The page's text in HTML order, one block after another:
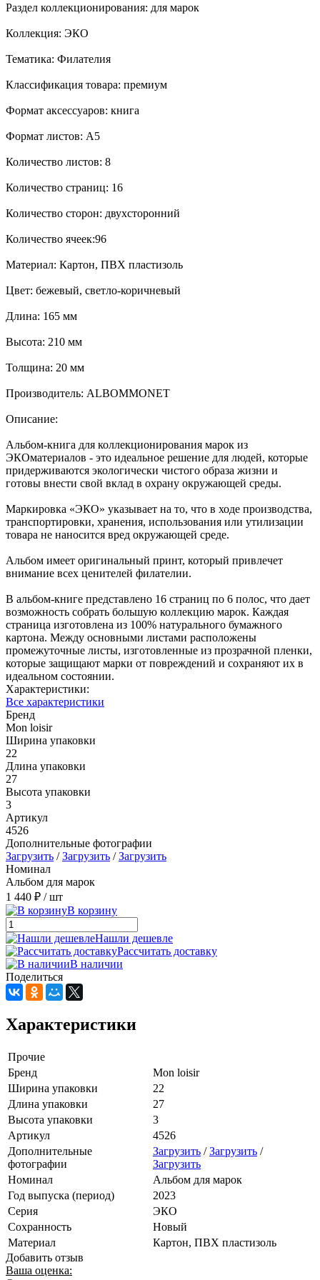
Раздел коллекционирования: для марок
Коллекция: ЭКО
Тематика: Филателия
Классификация товара: премиум
Формат аксессуаров: книга
Формат листов: A5
Количество листов: 8
Количество страниц: 16
Количество сторон: двухсторонний
Количество ячеек:96
Материал: Картон, ПВХ пластизоль
Цвет: бежевый, светло-коричневый
Длина: 165 мм
Высота: 210 мм
Толщина: 20 мм
Производитель: ALBOMMONET
Описание:
Альбом-книга для коллекционирования марок из
ЭКОматериалов - это идеальное решение для людей, которые
придерживаются экологически чистого образа жизни и
готовы внести свой вклад в охрану окружающей среды.
Маркировка «ЭКО» указывает на то, что в ходе производства,
транспортировки, хранения, использования или утилизации
товара не наносится вред окружающей среде.
Альбом имеет оригинальный принт, который привлечет
внимание всех ценителей филателии.
В альбом-книге представлено 16 страниц по 6 полос, что дает
возможность собрать большую коллекцию марок. Каждая
страница изготовлена из 100% натурального бумажного
картона. Между основными листами расположены
промежуточные листы, изготовленные из прозрачной пленки,
которые защищают марки от повреждений и сохраняют их в
идеальном состоянии.
Характеристики:
Все характеристики
Бренд
Mon loisir
Ширина упаковки
22
Длина упаковки
27
Высота упаковки
3
Артикул
4526
Дополнительные фотографии
Загрузить /Загрузить /Загрузить
Номинал
Альбом для марок
1 440 ₽ / шт
В корзину
Нашли дешевле
Рассчитать доставку
В наличии
Поделиться
Характеристики
Прочие
Бренд
Mon loisir
Ширина упаковки
22
Длина упаковки
27
Высота упаковки
3
Артикул
4526
Дополнительные
фотографии
Загрузить /Загрузить /
Загрузить
Номинал
Альбом для марок
Год выпуска (период)
2023
Серия
ЭКО
Сохранность
Новый
Материал
Картон, ПВХ пластизоль
Добавить отзыв
Ваша оценка: